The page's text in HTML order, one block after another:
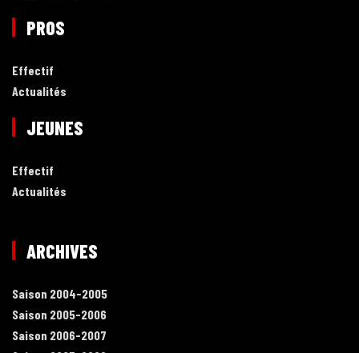
PROS
Effectif
Actualités
JEUNES
Effectif
Actualités
ARCHIVES
Saison 2004-2005
Saison 2005-2006
Saison 2006-2007